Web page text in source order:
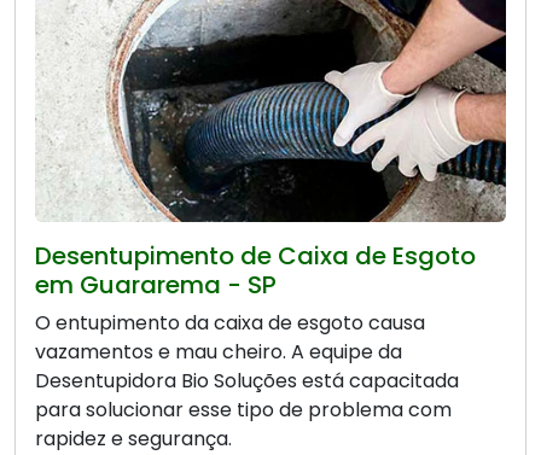
Desentupimento de Caixa de Esgoto
em Guararema - SP
O entupimento da caixa de esgoto causa
vazamentos e mau cheiro. A equipe da
Desentupidora Bio Soluções está capacitada
para solucionar esse tipo de problema com
rapidez e segurança.